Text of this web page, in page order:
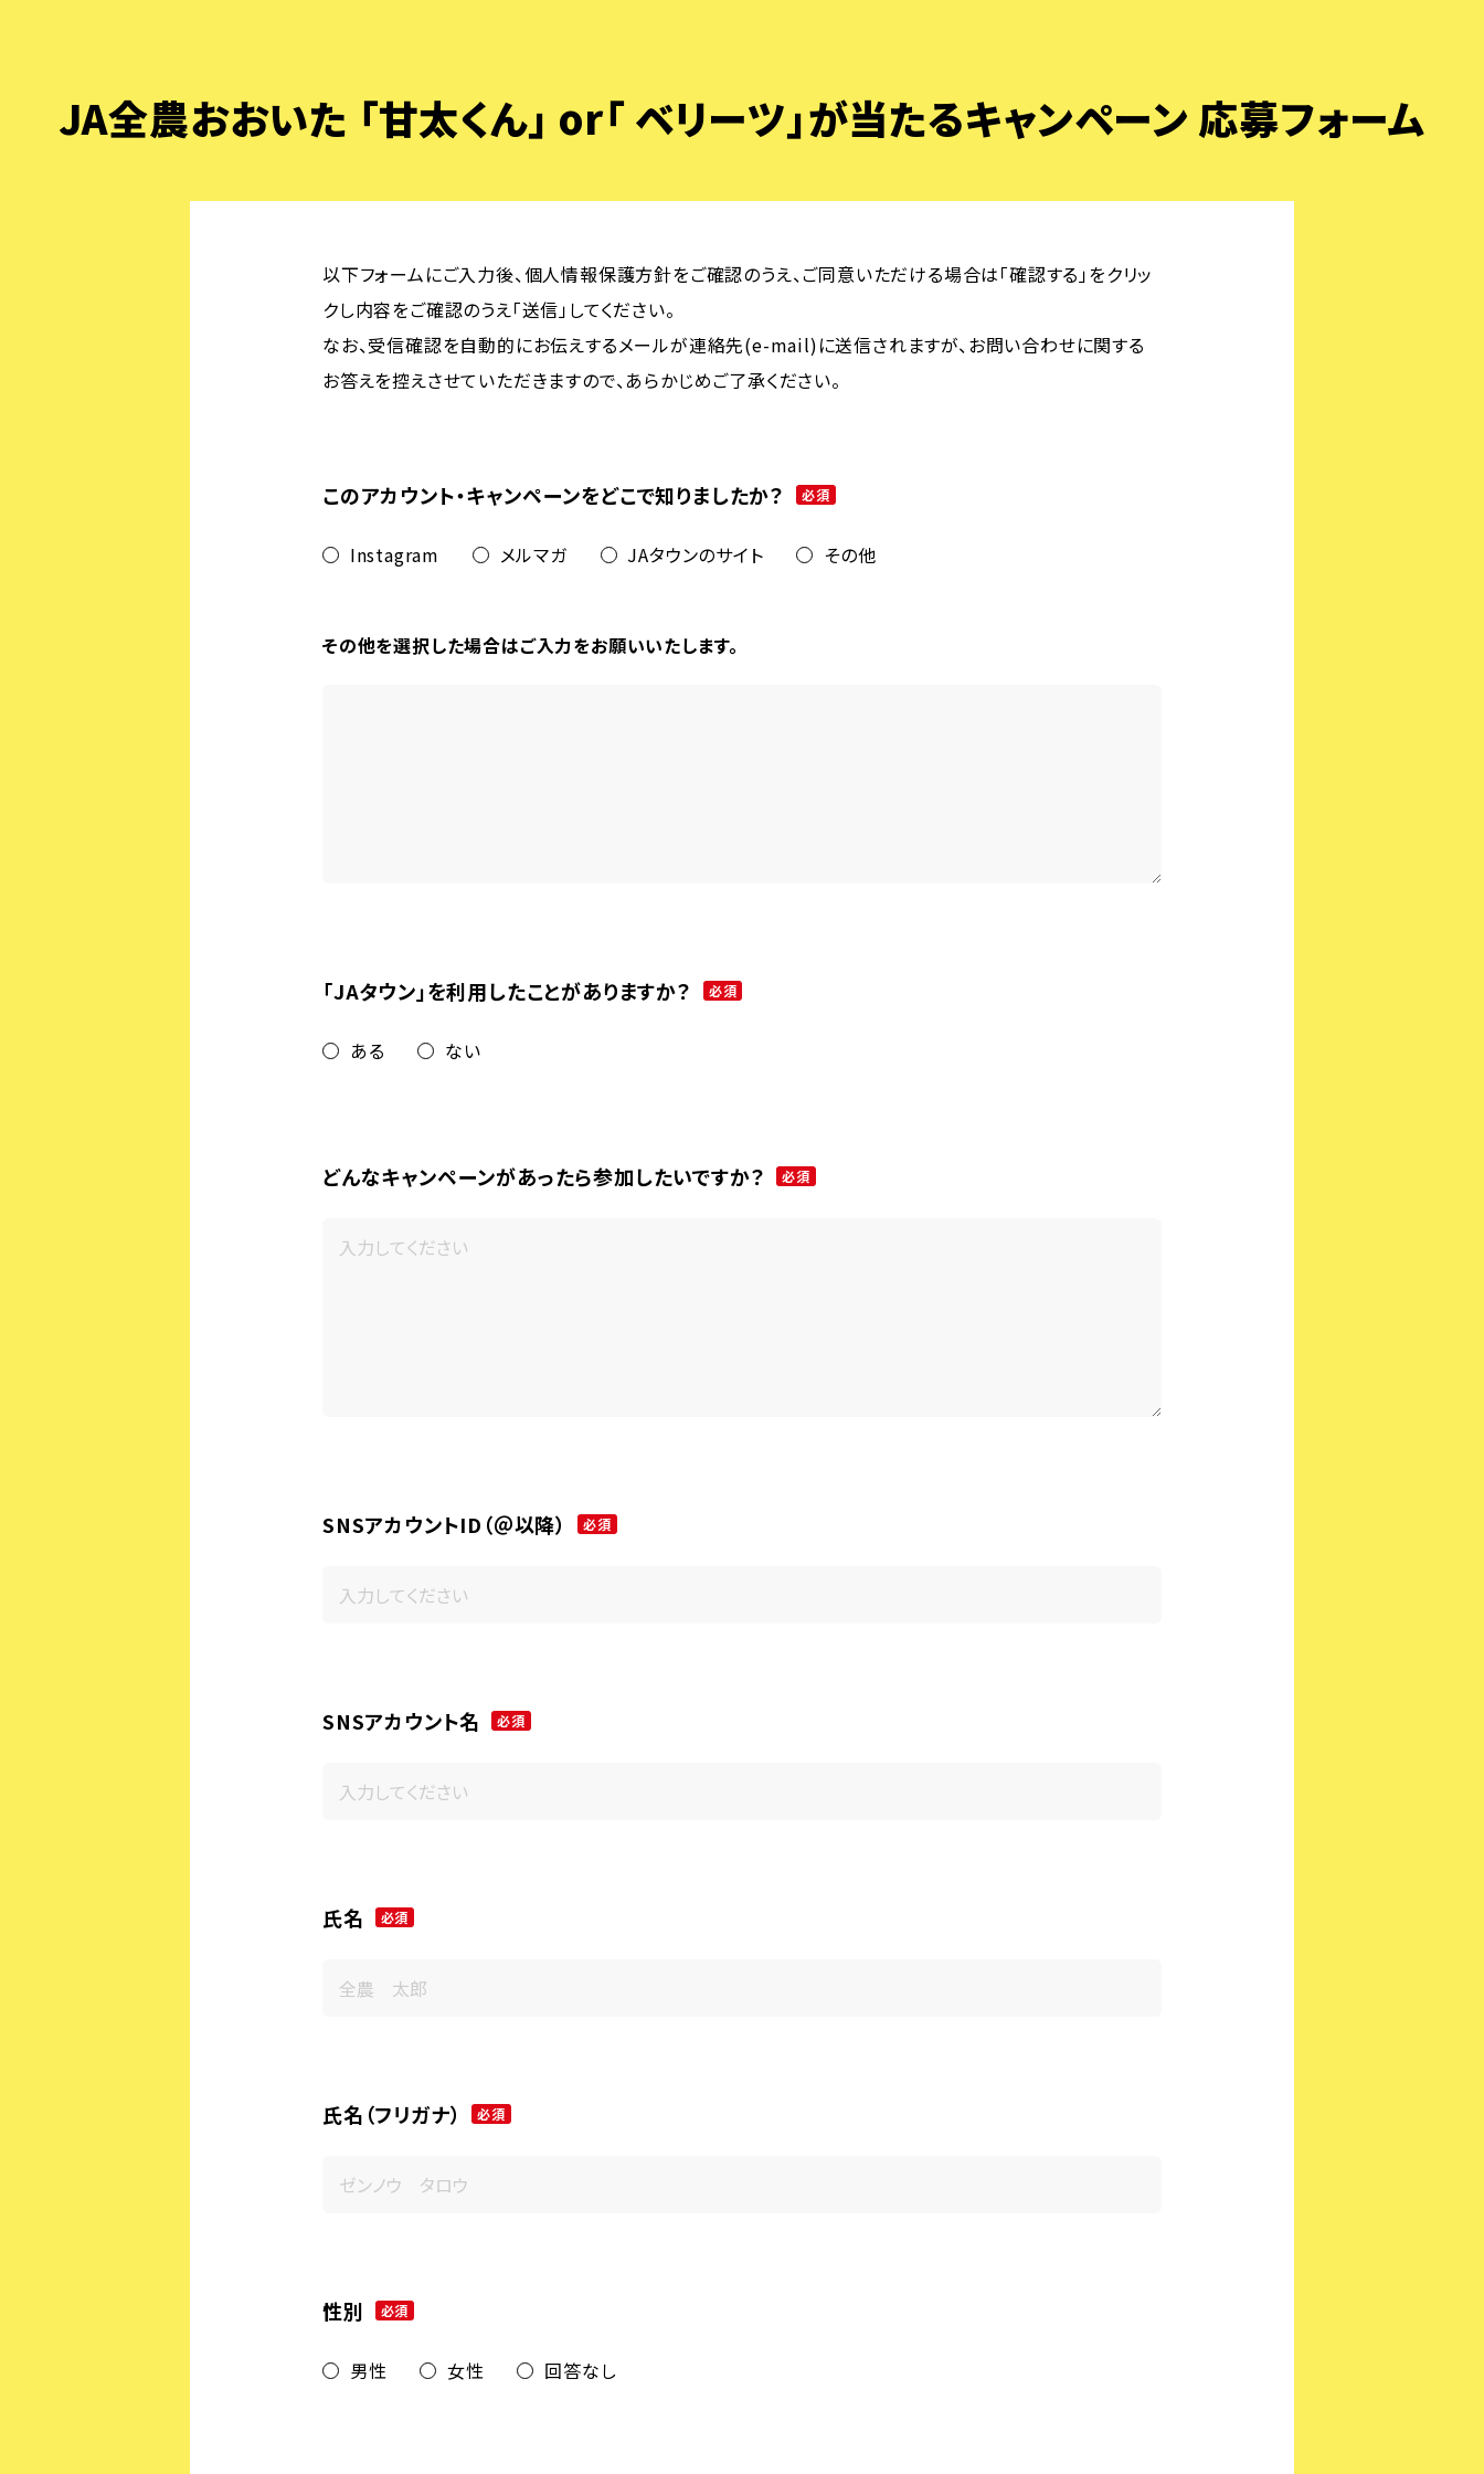
JA全農おおいた 「甘太くん」 or「 ベリーツ」が当たるキャンペーン 応募フォーム
以下フォームにご入力後、個人情報保護方針をご確認のうえ、ご同意いただける場合は「確認する」をクリッ
クし内容をご確認のうえ「送信」してください。
なお、受信確認を自動的にお伝えするメールが連絡先(e-mail)に送信されますが、お問い合わせに関する
お答えを控えさせていただきますので、あらかじめご了承ください。
このアカウント・キャンペーンをどこで知りましたか？ 必須
Instagram メルマガ JAタウンのサイト その他
その他を選択した場合はご入力をお願いいたします。
「JAタウン」を利用したことがありますか？ 必須
ある ない
どんなキャンペーンがあったら参加したいですか？ 必須
SNSアカウントID（＠以降） 必須
SNSアカウント名 必須
氏名 必須
氏名（フリガナ） 必須
性別 必須
男性 女性 回答なし